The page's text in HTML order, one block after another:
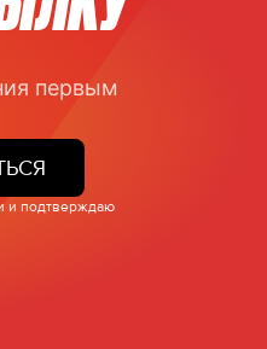
первым
и подтверждаю